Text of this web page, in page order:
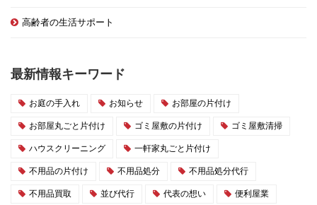
高齢者の生活サポート
最新情報キーワード
お庭の手入れ お知らせ お部屋の片付け
お部屋丸ごと片付け ゴミ屋敷の片付け ゴミ屋敷清掃
ハウスクリーニング 一軒家丸ごと片付け
不用品の片付け 不用品処分 不用品処分代行
不用品買取 並び代行 代表の想い 便利屋業